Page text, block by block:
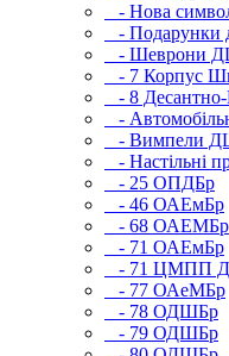
- Нова
- Подарунки
- Шеврони
- 7 Корпус
- 8
-
- Вимпели
- Настільні
- 25 ОПДБр
- 46 ОАЕмБр
- 68 ОАЕМБр
- 71 ОАЕмБр
- 71 ЦМПП
- 77 ОАеМБр
- 78 ОДШБр
- 79 ОДШБр